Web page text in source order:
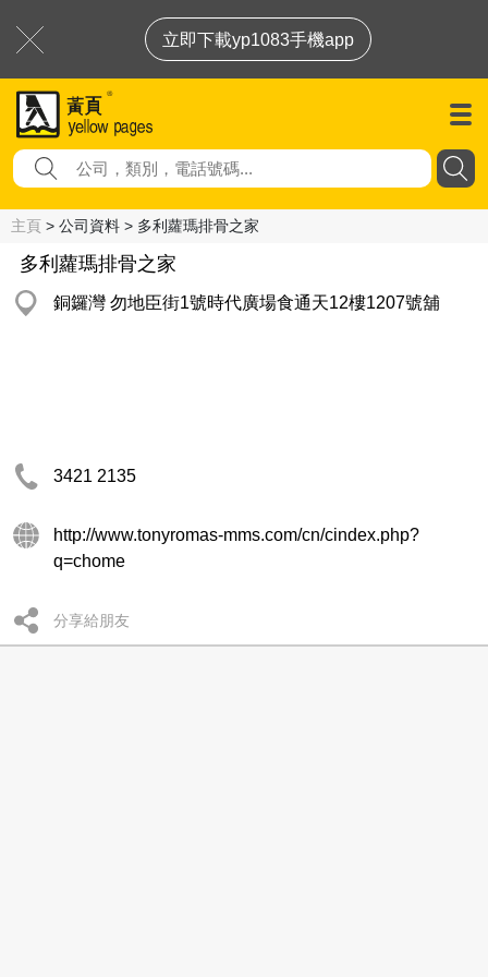
立即下載yp1083手機app
主頁 > 公司資料 > 多利蘿瑪排骨之家
多利蘿瑪排骨之家
銅鑼灣 勿地臣街1號時代廣場食通天12樓1207號舖
3421 2135
http://www.tonyromas-mms.com/cn/cindex.php?
q=chome
分享給朋友